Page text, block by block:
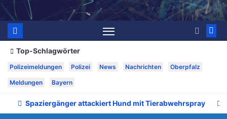
Top-Schlagwörter
Polizeimeldungen Polizei News Nachrichten Oberpfalz
Meldungen Bayern
Spaziergänger attackiert Hund mit Tierabwehrspray